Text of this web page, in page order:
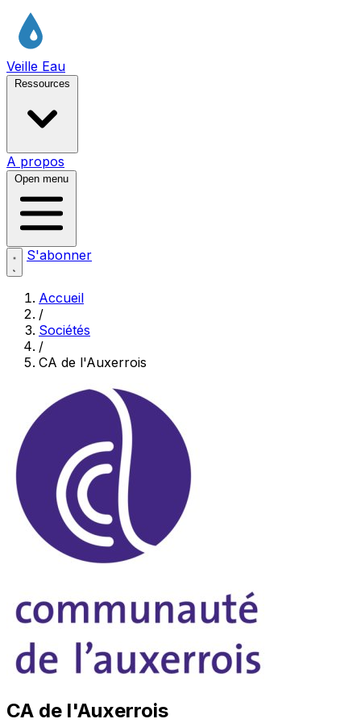
Veille Eau
Ressources
A propos
Open menu
S'abonner
Accueil
/
Sociétés
/
CA de l'Auxerrois
CA de l'Auxerrois